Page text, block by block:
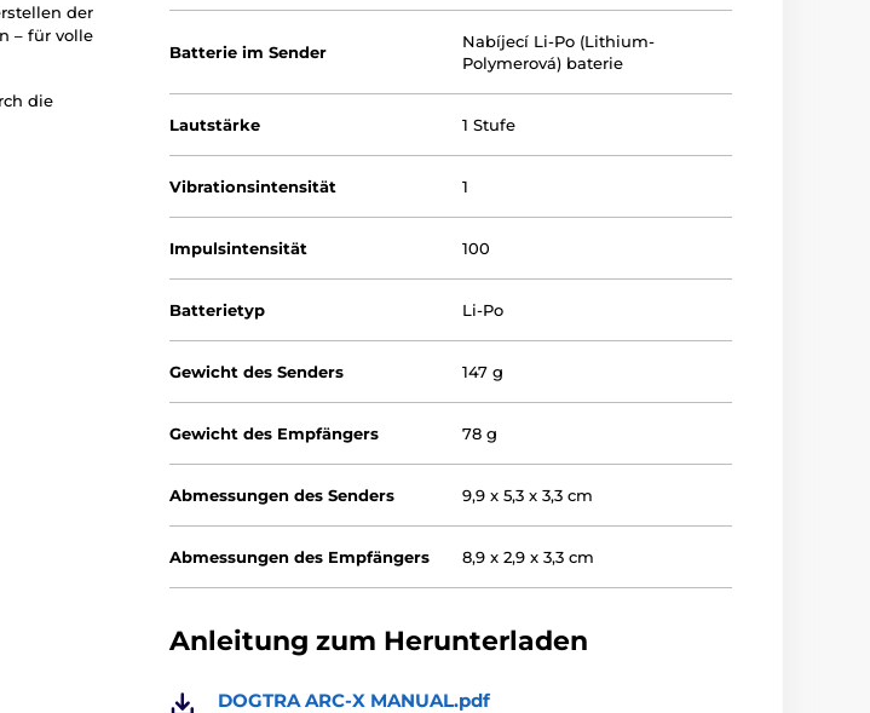
der
– für volle
die
Batterie im Sender
Nabíjecí Li-Po (Lithium-
Polymerová) baterie
Lautstärke 1 Stufe
Vibrationsintensität 1
Impulsintensität 100
Batterietyp Li-Po
Gewicht des Senders 147 g
Gewicht des Empfängers 78 g
Abmessungen des Senders 9,9 x 5,3 x 3,3 cm
Abmessungen des Empfängers 8,9 x 2,9 x 3,3 cm
Anleitung zum Herunterladen
DOGTRA ARC-X MANUAL.pdf